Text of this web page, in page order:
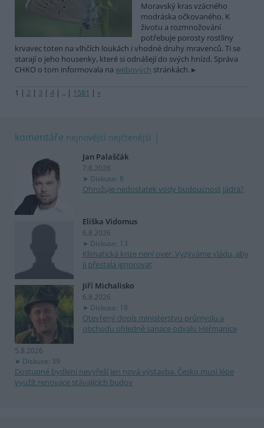
Moravský kras vzácného
modráska očkovaného. K
životu a rozmnožování
potřebuje porosty rostliny
krvavec toten na vlhčích loukách i vhodné druhy mravenců. Ti se
starají o jeho housenky, které si odnášejí do svých hnízd. Správa
CHKO o tom informovala na webových stránkách.
1 | 2 | 3 | 4 | .. | 1581 | »
komentáře nejnovější nejčtenější
Jan Palaščák
7.8.2026
Diskuse: 8
Ohrožuje nedostatek vody budoucnost jádra?
Eliška Vidomus
6.8.2026
Diskuse: 13
Klimatická krize není over. Vyzýváme vládu, aby
ji přestala ignorovat
Jiří Michalisko
6.8.2026
Diskuse: 18
Otevřený dopis ministerstvu průmyslu a
obchodu ohledně sanace odvalu Heřmanice
5.8.2026
Diskuse: 39
Dostupné bydlení nevyřeší jen nová výstavba. Česko musí lépe
využít renovace stávajících budov